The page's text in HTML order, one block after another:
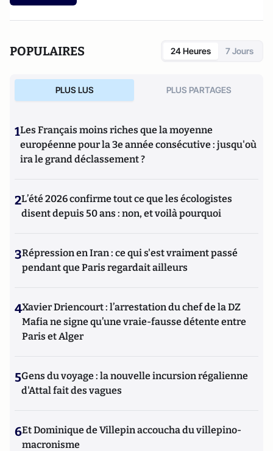
POPULAIRES 24 Heures 7 Jours
PLUS LUS PLUS PARTAGES
1Les Français moins riches que la moyenne
européenne pour la 3e année consécutive : jusqu'où
ira le grand déclassement ?
2L’été 2026 confirme tout ce que les écologistes
disent depuis 50 ans : non, et voilà pourquoi
3Répression en Iran : ce qui s'est vraiment passé
pendant que Paris regardait ailleurs
4Xavier Driencourt : l’arrestation du chef de la DZ
Mafia ne signe qu’une vraie-fausse détente entre
Paris et Alger
5Gens du voyage : la nouvelle incursion régalienne
d'Attal fait des vagues
6Et Dominique de Villepin accoucha du villepino-
macronisme